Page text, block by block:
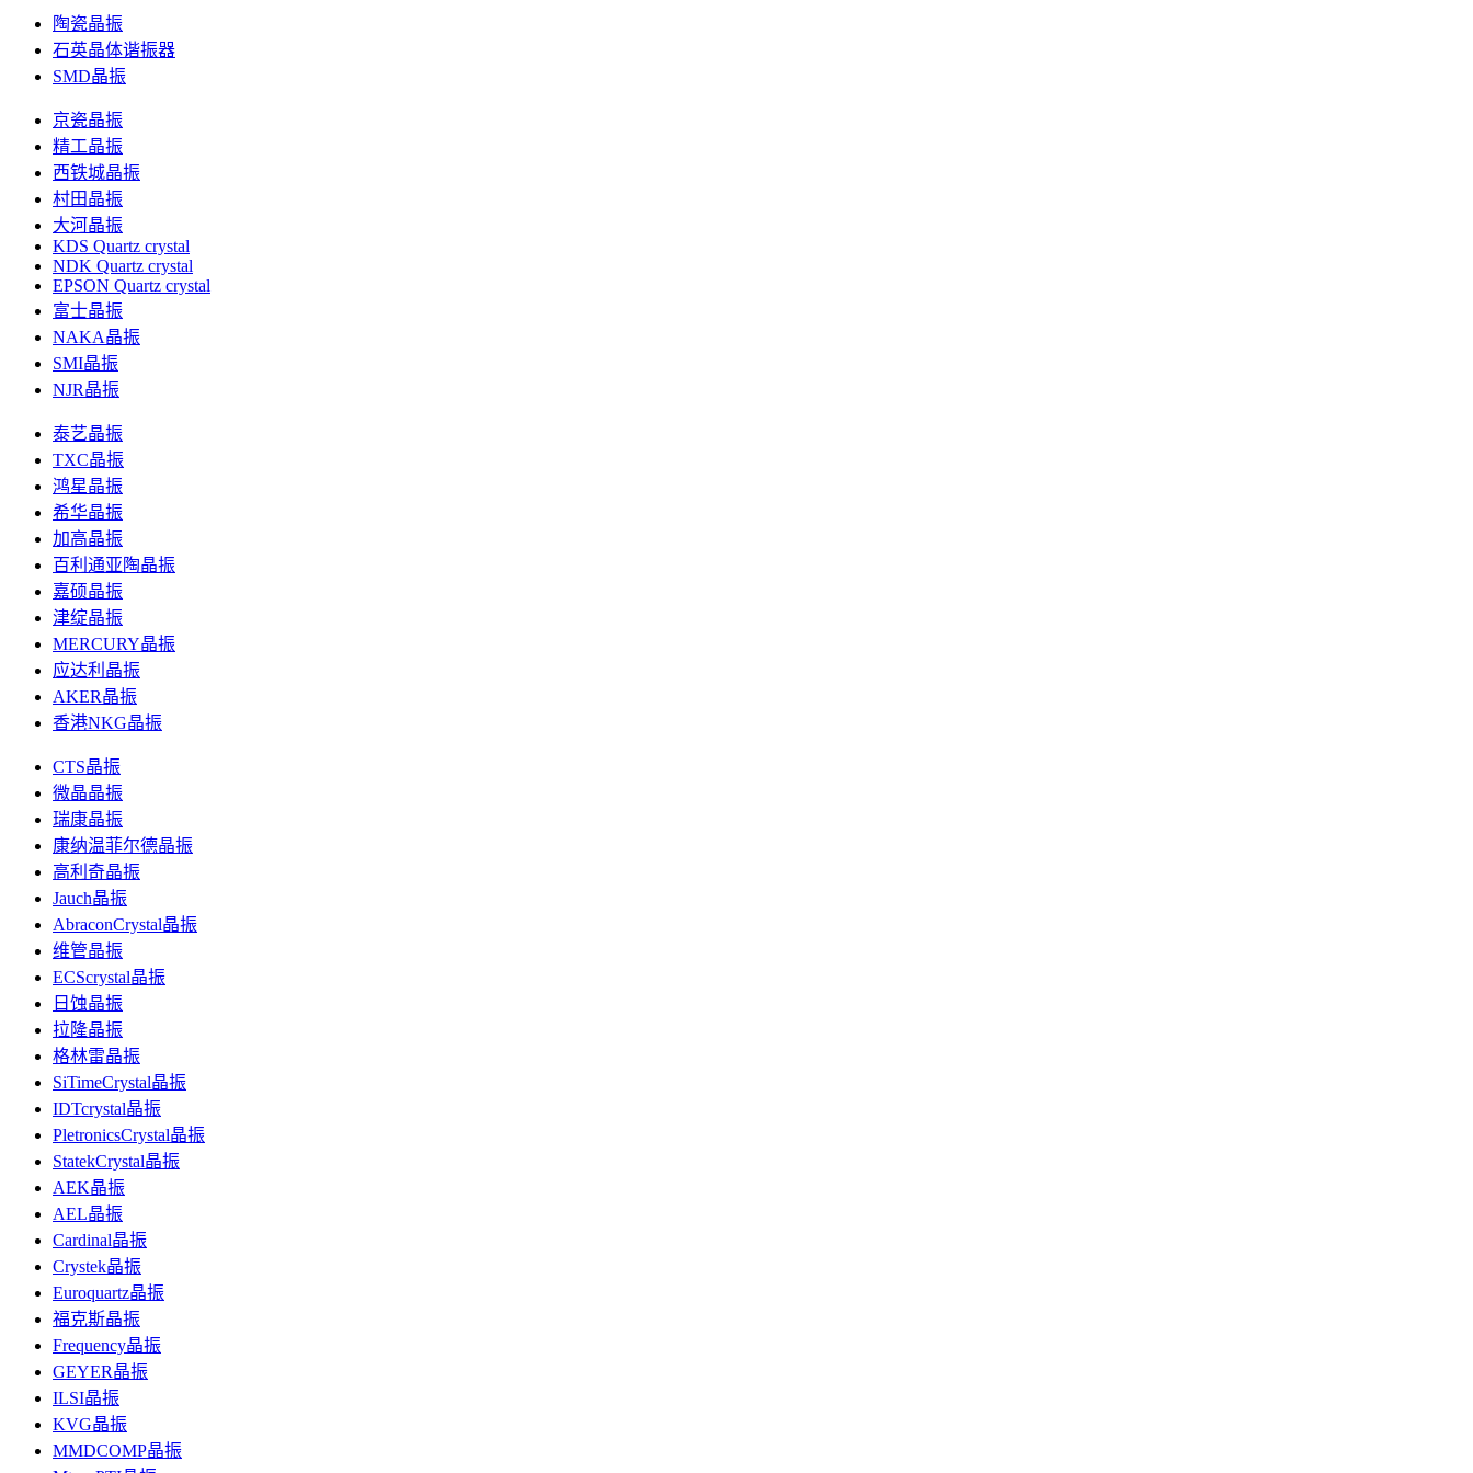
陶瓷晶振
石英晶体谐振器
SMD晶振
京瓷晶振
精工晶振
西铁城晶振
村田晶振
大河晶振
KDS Quartz crystal
NDK Quartz crystal
EPSON Quartz crystal
富士晶振
NAKA晶振
SMI晶振
NJR晶振
泰艺晶振
TXC晶振
鸿星晶振
希华晶振
加高晶振
百利通亚陶晶振
嘉硕晶振
津绽晶振
MERCURY晶振
应达利晶振
AKER晶振
香港NKG晶振
CTS晶振
微晶晶振
瑞康晶振
康纳温菲尔德晶振
高利奇晶振
Jauch晶振
AbraconCrystal晶振
维管晶振
ECScrystal晶振
日蚀晶振
拉隆晶振
格林雷晶振
SiTimeCrystal晶振
IDTcrystal晶振
PletronicsCrystal晶振
StatekCrystal晶振
AEK晶振
AEL晶振
Cardinal晶振
Crystek晶振
Euroquartz晶振
福克斯晶振
Frequency晶振
GEYER晶振
ILSI晶振
KVG晶振
MMDCOMP晶振